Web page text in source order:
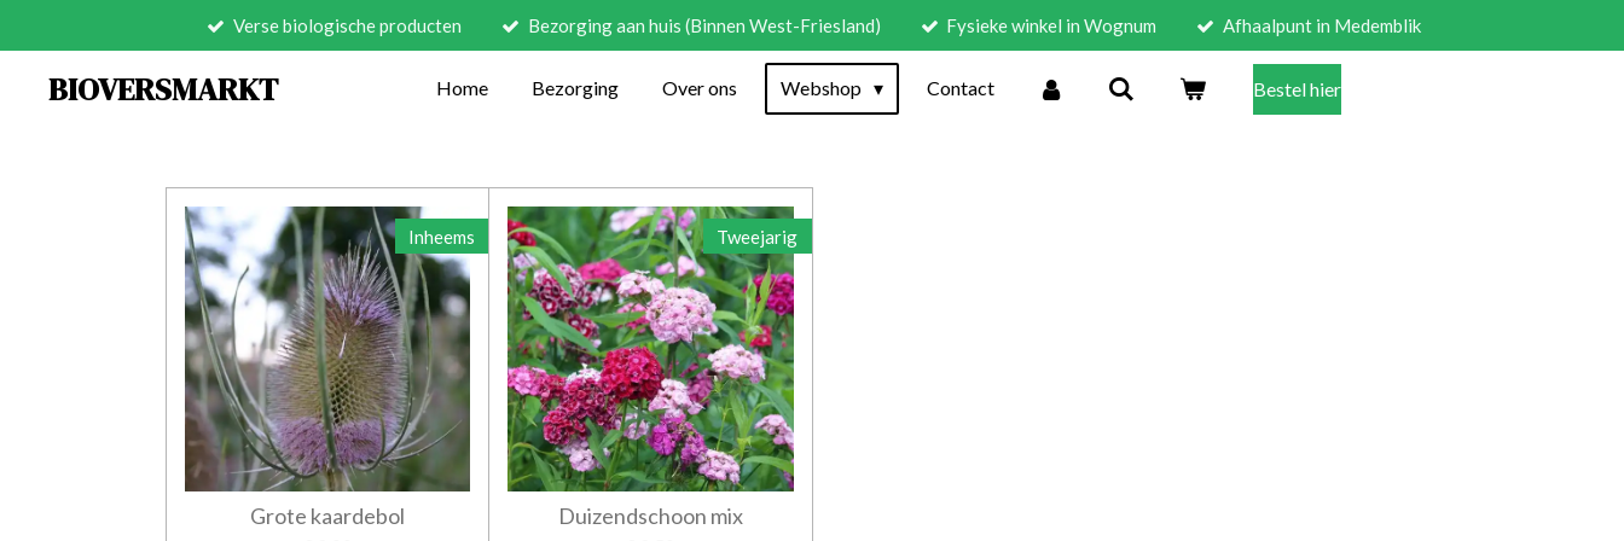
Verse biologische producten Bezorging aan huis (Binnen West-Friesland) Fysieke winkel in Wognum Afhaalpunt in Medemblik
BIOVERSMARKT Home Bezorging Over ons Webshop Contact Bestel hier
Inheems
Grote kaardebol
Tweejarig
Duizendschoon mix